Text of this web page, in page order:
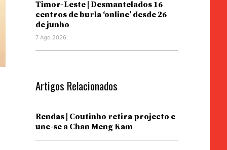
Timor-Leste | Desmantelados 16
centros de burla ‘online’ desde 26
de junho
7 Ago 2026
Artigos Relacionados
Rendas | Coutinho retira projecto e
une-se a Chan Meng Kam